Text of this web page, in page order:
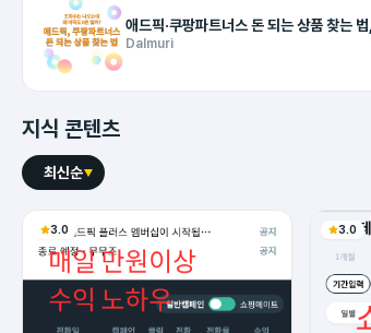
Dalmuri
지식 콘텐츠
최신순
3.0 3.0